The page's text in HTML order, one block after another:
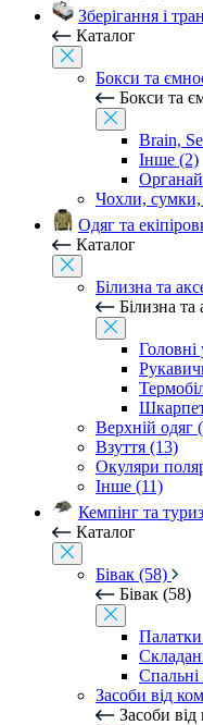
Зберігання і
Каталог
Бокси та
Бокси та
Brain,
Інше (2)
Чохли, сумки,
Одяг та
Каталог
Білизна та
Білизна та
Верхній одяг
Взуття (13)
Окуляри
Інше (11)
Кемпінг та
Каталог
Бівак (58)
Бівак (58)
Палатки
Засоби від
Засоби